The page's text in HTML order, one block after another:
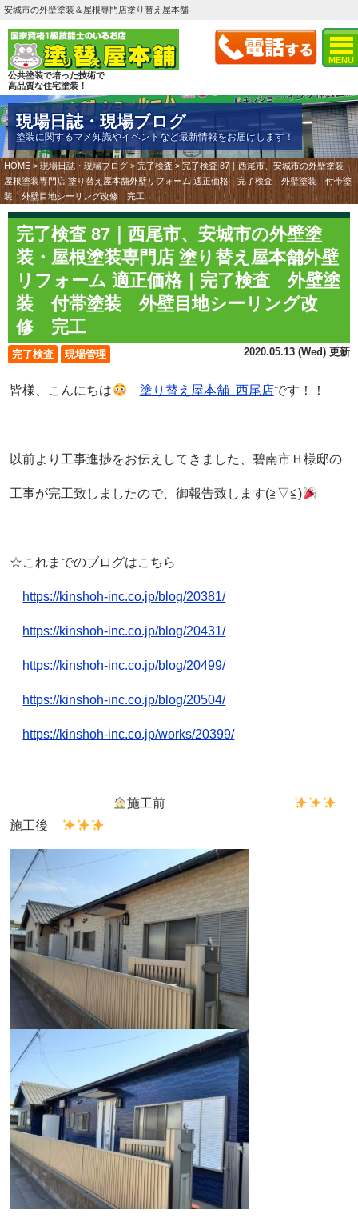
MENU
安城市の外壁塗装＆屋根専門店塗り替え屋本舗
公共塗装で培った技術で
高品質な住宅塗装！
現場日誌・現場ブログ
塗装に関するマメ知識やイベントなど最新情報をお届けします！
HOME >現場日誌・現場ブログ > 完了検査 > 完了検査 87｜西尾市、安城市の外壁塗装・
屋根塗装専門店 塗り替え屋本舗外壁リフォーム 適正価格｜完了検査 外壁塗装 付帯塗
装 外壁目地シーリング改修 完工
完了検査 87｜西尾市、安城市の外壁塗
装・屋根塗装専門店 塗り替え屋本舗外壁
リフォーム 適正価格｜完了検査 外壁塗
装 付帯塗装 外壁目地シーリング改
修 完工
完了検査 現場管理 2020.05.13 (Wed) 更新
皆様、こんにちは 塗り替え屋本舗 西尾店です！！
以前より工事進捗をお伝えしてきました、碧南市Ｈ様邸の
工事が完工致しましたので、御報告致します(≧▽≦)
☆これまでのブログはこちら
https://kinshoh-inc.co.jp/blog/20381/
https://kinshoh-inc.co.jp/blog/20431/
https://kinshoh-inc.co.jp/blog/20499/
https://kinshoh-inc.co.jp/blog/20504/
https://kinshoh-inc.co.jp/works/20399/
施工前
施工後